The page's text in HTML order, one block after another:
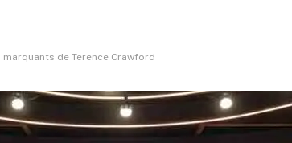
de Terence Crawford